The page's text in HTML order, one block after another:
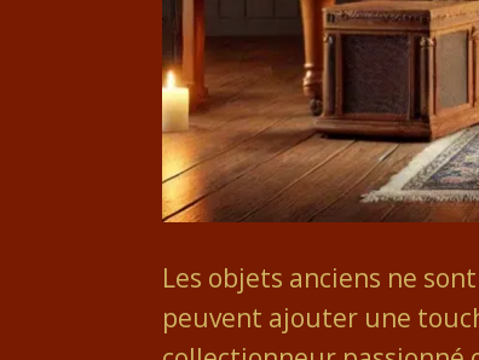
Les objets anciens ne
peuvent ajouter une